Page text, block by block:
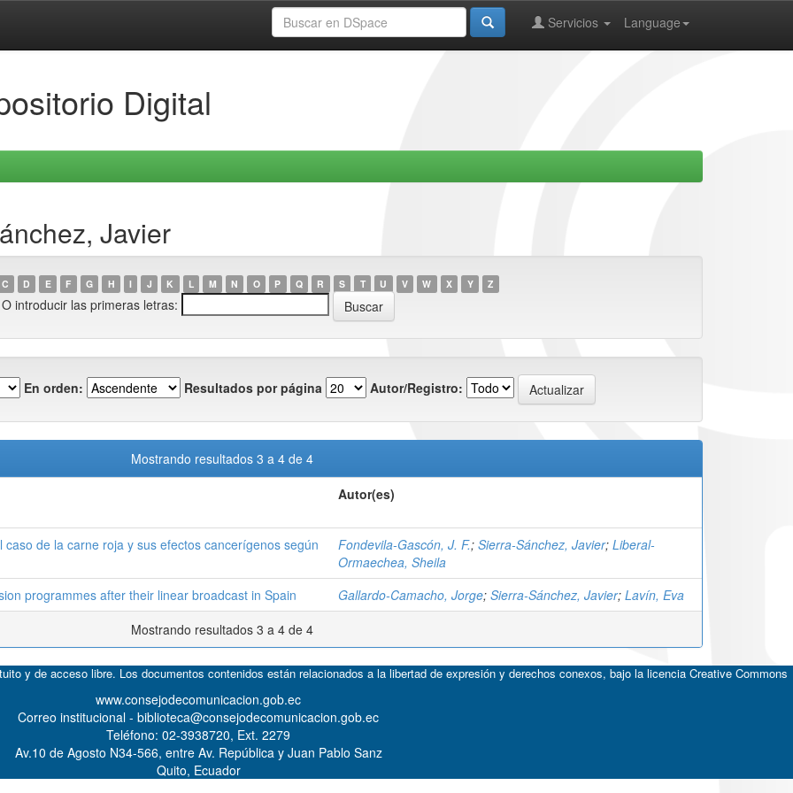
Language
Servicios
Digital
Javier
C D E F G H I J K L M N O P Q R S T U V W X Y Z
O introducir las primeras letras:
En orden: Resultados por página Autor/Registro:
Mostrando resultados 3 a 4 de 4
Autor(es)
de la carne roja y sus efectos cancerígenos según
Fondevila-Gascón, J. F.; Sierra-Sánchez, Javier; Liberal-
Ormaechea, Sheila
programmes after their linear broadcast in Spain Gallardo-Camacho, Jorge; Sierra-Sánchez, Javier; Lavín, Eva
Mostrando resultados 3 a 4 de 4
y de acceso libre. Los documentos contenidos están relacionados a la libertad de expresión y derechos conexos, bajo la licencia Creative Commons
www.consejodecomunicacion.gob.ec
Correo institucional - biblioteca@consejodecomunicacion.gob.ec
Teléfono: 02-3938720, Ext. 2279
Av.10 de Agosto N34-566, entre Av. República y Juan Pablo Sanz
Quito, Ecuador